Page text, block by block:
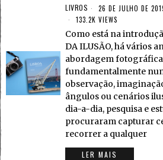
LIVROS 26 DE JULHO DE
133.2K VIEWS
Como está na
DA ILUSÃO, há vários
abordagem
fundamentalmente
observação,
ângulos ou cenários
dia-a-dia, pesquisa e
procuraram capturar
recorrer a qualquer
LER MAIS